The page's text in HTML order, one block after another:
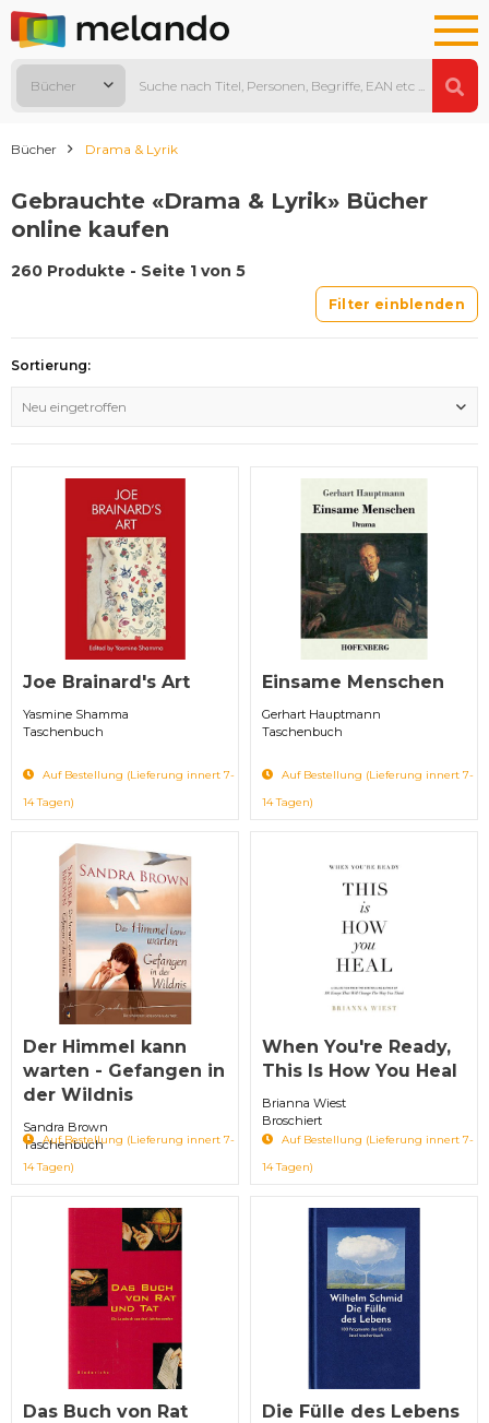
Bücher
Bücher Drama & Lyrik
Gebrauchte «Drama & Lyrik» Bücher
online kaufen
260 Produkte - Seite 1 von 5
Filter einblenden
Sortierung:
Neu eingetroffen
Joe Brainard's Art
Yasmine Shamma
Taschenbuch
Auf Bestellung (Lieferung innert 7-
14 Tagen)
Einsame Menschen
Gerhart Hauptmann
Taschenbuch
Auf Bestellung (Lieferung innert 7-
14 Tagen)
Der Himmel kann
warten - Gefangen in
der Wildnis
Sandra Brown
Taschenbuch
Auf Bestellung (Lieferung innert 7-
14 Tagen)
When You're Ready,
This Is How You Heal
Brianna Wiest
Broschiert
Auf Bestellung (Lieferung innert 7-
14 Tagen)
Das Buch von Rat
Die Fülle des Lebens